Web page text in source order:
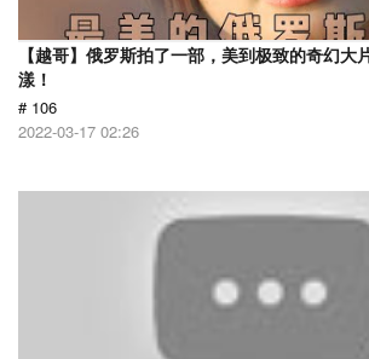
【越哥】俄罗斯拍了一部，美到极致的奇幻大
漾！
# 106
2022-03-17 02:26